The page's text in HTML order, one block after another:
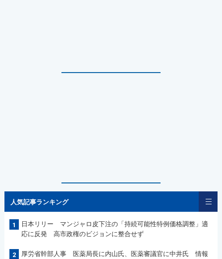
人気記事ランキング
1
日本リリー マンジャロ皮下注の「持続可能性特例価格調整」適
応に反発 高市政権のビジョンに整合せず
2
厚労省幹部人事 医薬局長に内山氏、医薬審議官に中井氏 情報